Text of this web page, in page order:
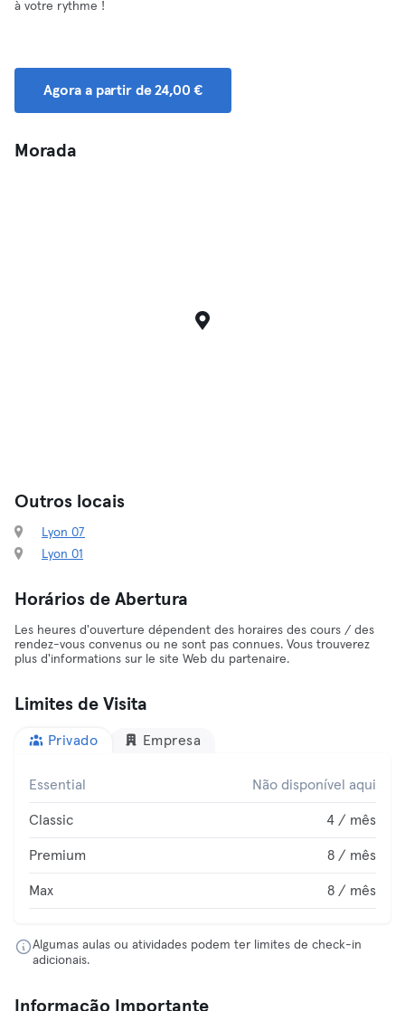
à votre rythme !
Agora a partir de 24,00 €
Morada
Outros locais
Lyon 07
Lyon 01
Horários de Abertura
Les heures d'ouverture dépendent des horaires des cours / des
rendez-vous convenus ou ne sont pas connues. Vous trouverez
plus d'informations sur le site Web du partenaire.
Limites de Visita
Privado Empresa
Essential Não disponível aqui
Classic 4 / mês
Premium 8 / mês
Max 8 / mês
Algumas aulas ou atividades podem ter limites de check-in
adicionais.
Informação Importante